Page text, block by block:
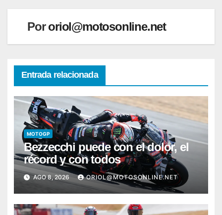
Pororiol@motosonline.net
Entrada relacionada
MOTOGP
Bezzecchi puede con el dolor, el
récord y con todos
AGO 8, 2026 ORIOL@MOTOSONLINE.NET